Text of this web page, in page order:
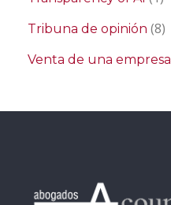
Tribuna de opinión (8)
Venta de una empresa